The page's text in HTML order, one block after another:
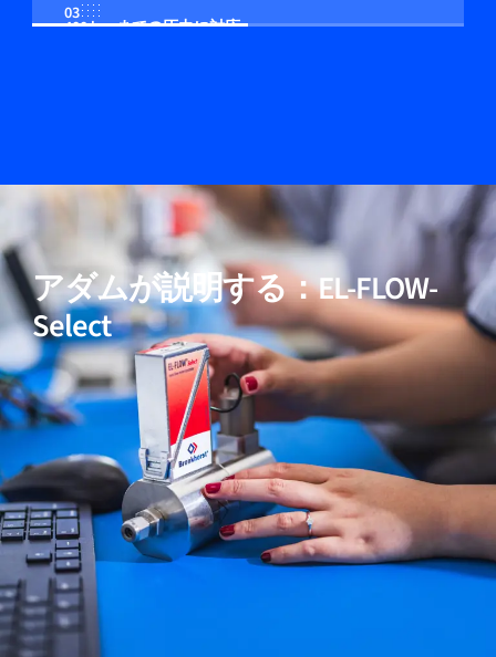
03
400 bar までの圧力に対応
05
高純度および低ΔP用途向けモデルを含む
06
実証済みの性能
アダムが説明する：EL-FLOW-
Select